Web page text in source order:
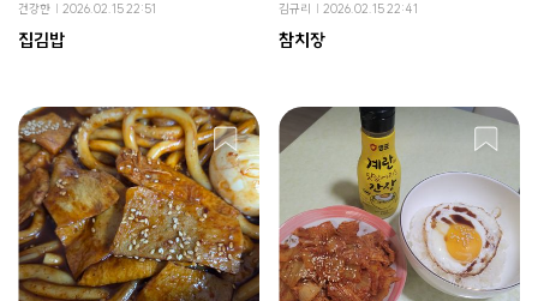
건강한 2026.02.15 22:51
집김밥
김규리 2026.02.15 22:41
참치장